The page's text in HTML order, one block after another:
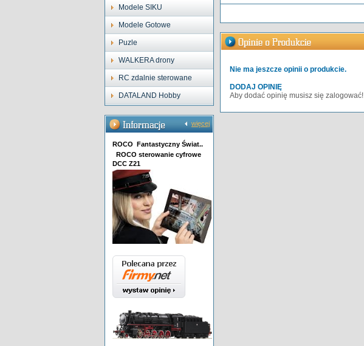
Modele SIKU
Modele Gotowe
Puzle
WALKERA drony
RC zdalnie sterowane
DATALAND Hobby
więcej
ROCO Fantastyczny Świat..
ROCO sterowanie cyfrowe
DCC Z21
Nie ma jeszcze opinii o produkcie.
DODAJ OPINIĘ
Aby dodać opinię musisz się zalogować!